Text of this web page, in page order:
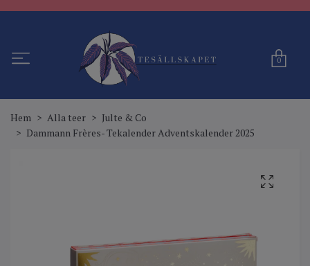
0
Hem Alla teer
Julte & Co
Dammann Frères- Tekalender Adventskalender 2025